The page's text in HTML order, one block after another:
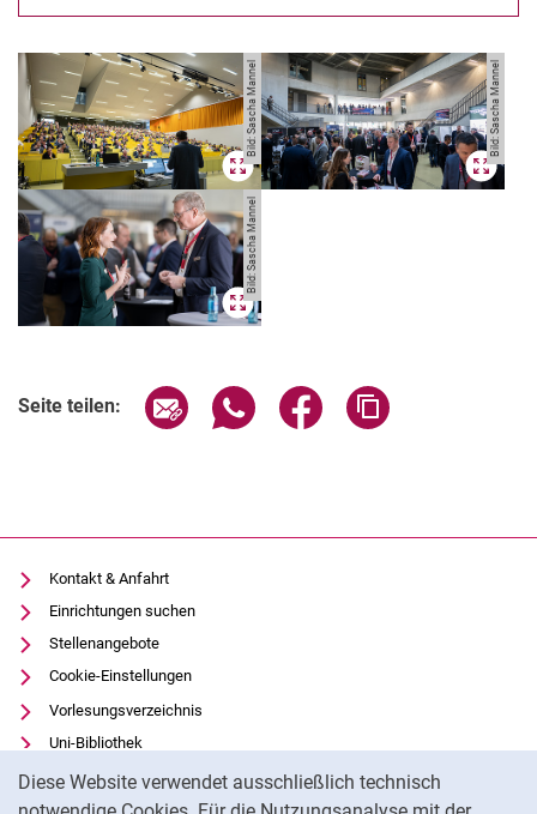
Diese Website verwendet ausschließlich technisch
Bild: Sascha Mannel
Bild: Sascha Mannel
Bild: Sascha Mannel
Seite teilen: Seite über E-Mail teilen
Seite über WhatsApp teilen
Seite über Facebook
Kontakt & Anfahrt
Einrichtungen suchen
Stellenangebote
Cookie-Einstellungen
Vorlesungsverzeichnis
Uni-Bibliothek
Moodle
Panopto